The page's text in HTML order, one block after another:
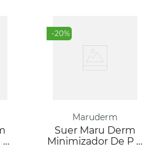
X
-20%
Maruderm
Suer Maru Derm
Minimizador De P X